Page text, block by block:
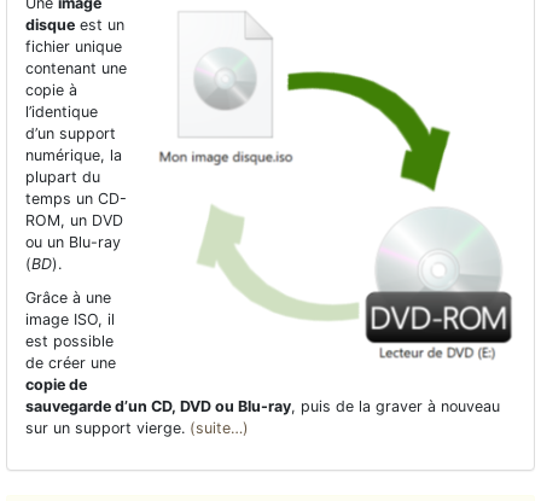
disque est un
fichier unique
contenant une
copie à
l’identique
d’un support
numérique, la
plupart du
temps un CD-
ROM, un DVD
ou un Blu-ray
(BD).
Grâce à une
image ISO, il
est possible
de créer une
copie de
sauvegarde d’un CD, DVD ou Blu-ray, puis de la graver à nouveau
sur un support vierge. (suite…)